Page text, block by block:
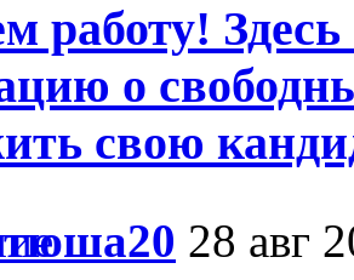
работу!
о
свою
28 авг